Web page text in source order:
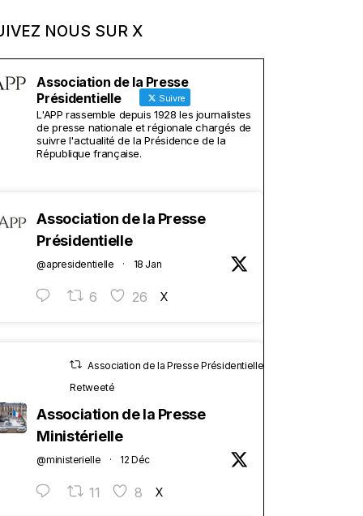
NOUS SUR X
Association de la Presse
Présidentielle
Suivre
L'APP rassemble depuis 1928 les journalistes
de presse nationale et régionale chargés de
suivre l'actualité de la Présidence de la
République française.
Association de la Presse
Présidentielle
@apresidentielle · 18 Jan
6 26 X
Association de la Presse Présidentielle
Retweeté
Association de la Presse
Ministérielle
@ministerielle · 12 Déc
11 8 X